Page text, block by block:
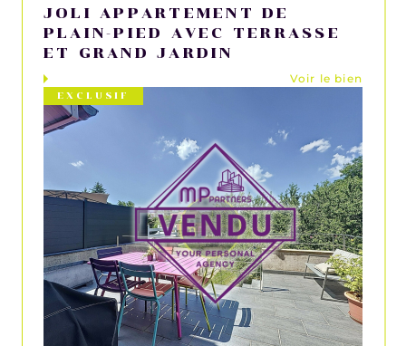
JOLI APPARTEMENT DE
PLAIN-PIED AVEC TERRASSE
ET GRAND JARDIN
Voir le bien
EXCLUSIF